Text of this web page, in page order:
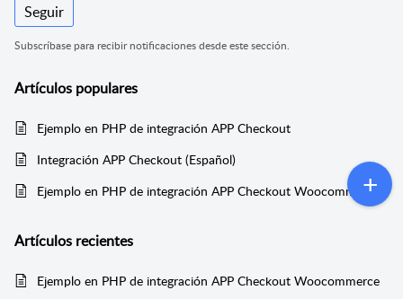
Seguir
Subscríbase para recibir notificaciones desde este sección.
Artículos populares
Ejemplo en PHP de integración APP Checkout
Integración APP Checkout (Español)
Ejemplo en PHP de integración APP Checkout Woocommerce
Artículos recientes
Ejemplo en PHP de integración APP Checkout Woocommerce